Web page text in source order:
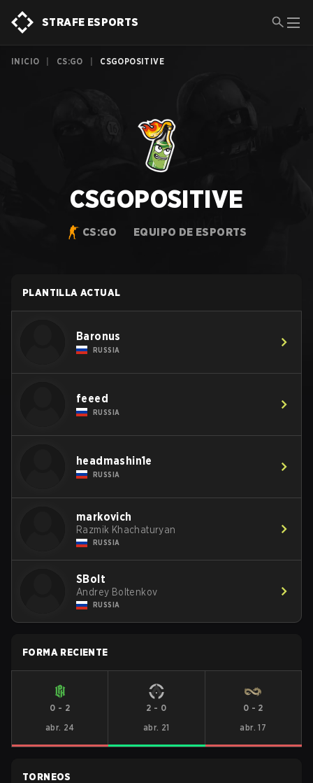
STRAFE ESPORTS
INICIO CS:GO CSGOPOSITIVE
CSGOPOSITIVE
CS:GO EQUIPO DE ESPORTS
PLANTILLA ACTUAL
Baronus
RUSSIA
feeed
RUSSIA
headmashin1e
RUSSIA
markovich
Razmik Khachaturyan
RUSSIA
SBolt
Andrey Boltenkov
RUSSIA
FORMA RECIENTE
0 - 2
abr. 24
2 - 0
abr. 21
0 - 2
abr. 17
TORNEOS